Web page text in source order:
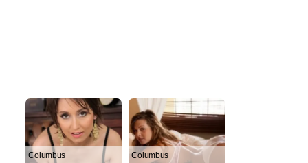
Columbus Columbus